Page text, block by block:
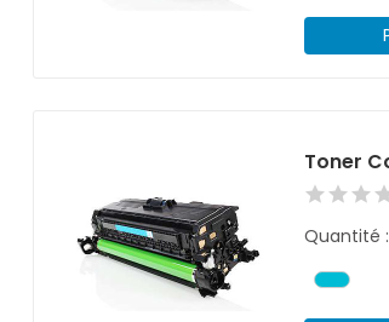
Toner
Quantité